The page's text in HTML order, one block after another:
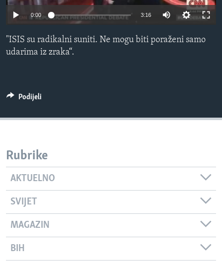
MAGAZIN
O GLASU AMERIKE
Learning English
0:00 3:16
"ISIS su radikalni suniti. Ne mogu biti poraženi samo
udarima iz zraka“.
Podijeli
Rubrike
AKTUELNO
SVIJET
MAGAZIN
BIH